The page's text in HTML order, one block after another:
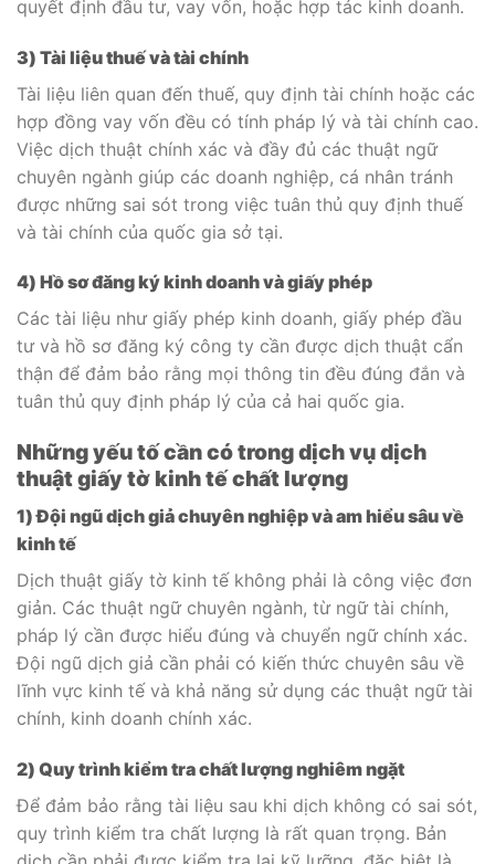
quyết định đầu tư, vay vốn, hoặc hợp tác kinh doanh.
3) Tài liệu thuế và tài chính
Tài liệu liên quan đến thuế, quy định tài chính hoặc các
hợp đồng vay vốn đều có tính pháp lý và tài chính cao.
Việc dịch thuật chính xác và đầy đủ các thuật ngữ
chuyên ngành giúp các doanh nghiệp, cá nhân tránh
được những sai sót trong việc tuân thủ quy định thuế
và tài chính của quốc gia sở tại.
4) Hồ sơ đăng ký kinh doanh và giấy phép
Các tài liệu như giấy phép kinh doanh, giấy phép đầu
tư và hồ sơ đăng ký công ty cần được dịch thuật cẩn
thận để đảm bảo rằng mọi thông tin đều đúng đắn và
tuân thủ quy định pháp lý của cả hai quốc gia.
Những yếu tố cần có trong dịch vụ dịch
thuật giấy tờ kinh tế chất lượng
1) Đội ngũ dịch giả chuyên nghiệp và am hiểu sâu về
kinh tế
Dịch thuật giấy tờ kinh tế không phải là công việc đơn
giản. Các thuật ngữ chuyên ngành, từ ngữ tài chính,
pháp lý cần được hiểu đúng và chuyển ngữ chính xác.
Đội ngũ dịch giả cần phải có kiến thức chuyên sâu về
lĩnh vực kinh tế và khả năng sử dụng các thuật ngữ tài
chính, kinh doanh chính xác.
2) Quy trình kiểm tra chất lượng nghiêm ngặt
Để đảm bảo rằng tài liệu sau khi dịch không có sai sót,
quy trình kiểm tra chất lượng là rất quan trọng. Bản